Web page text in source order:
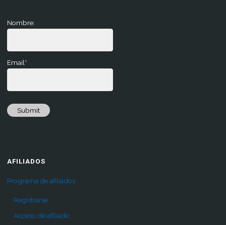
Nombre:
Email*
Submit
AFILIADOS
Programa de afiliados
Registrarse
Acceso de afiliado